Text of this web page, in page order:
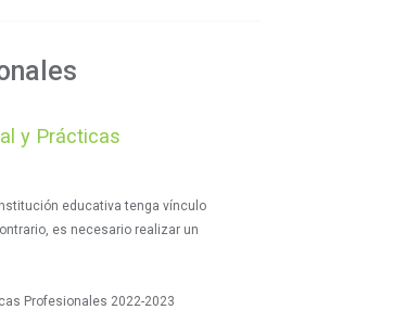
y Prácticas
educativa tenga vínculo
es necesario realizar un
Profesionales 2022-2023